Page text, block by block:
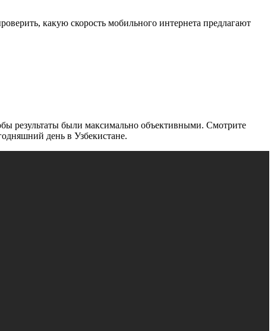
какую скорость мобильного интернета предлагают
результаты были максимально объективными. Смотрите
день в Узбекистане.